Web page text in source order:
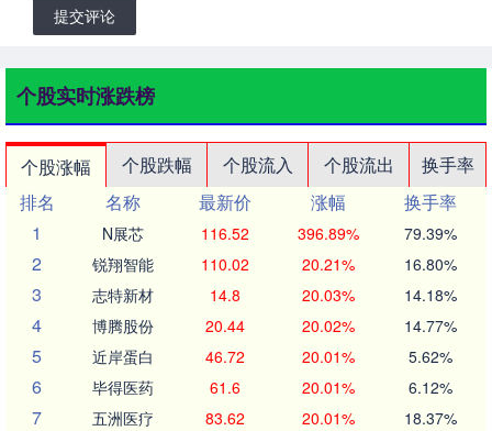
提交评论
个股实时涨跌榜
个股涨幅 个股跌幅 个股流入 个股流出
换手率
排名
名称 最新价 涨幅
换手率
1
N展芯 116.52 396.89% 79.39%
2 锐翔智能 110.02 20.21% 16.80%
3 志特新材 14.8 20.03% 14.18%
4 博腾股份 20.44 20.02% 14.77%
5 近岸蛋白 46.72 20.01% 5.62%
6 毕得医药 61.6 20.01% 6.12%
7 五洲医疗 83.62 20.01% 18.37%